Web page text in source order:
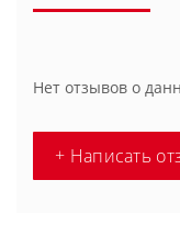
Нет отзывов о
+ Написать